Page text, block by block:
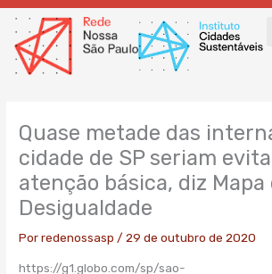
Ir
para
conteúdo
Quase metade das
cidade de SP seriam
atenção básica, diz Mapa
Desigualdade
Porredenossasp / 29 de outubro de 2020
https://g1.globo.com/sp/sao-